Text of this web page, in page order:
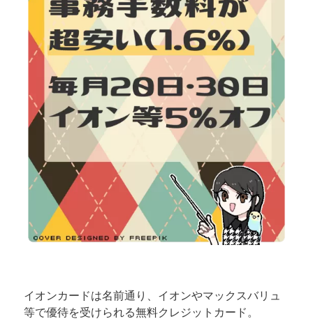
イオンカードは名前通り、イオンやマックスバリュ
等で優待を受けられる無料クレジットカード。